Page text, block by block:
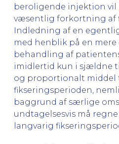
beroligende injektion vil
væsentlig forkortning af
Indledning af en
med henblik på en
behandling af
imidlertid kun i sjældne
og proportionalt middel
fikseringsperioden,
baggrund af særlige
undtagelsesvis må
langvarig